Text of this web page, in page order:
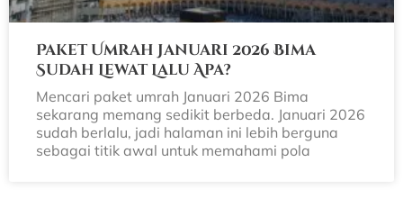
Paket Umrah Januari 2026 Bima
Sudah Lewat Lalu Apa?
Mencari paket umrah Januari 2026 Bima
sekarang memang sedikit berbeda. Januari 2026
sudah berlalu, jadi halaman ini lebih berguna
sebagai titik awal untuk memahami pola